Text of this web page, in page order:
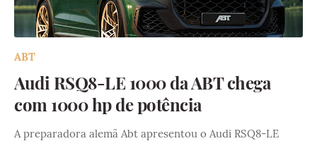
ABT
Audi RSQ8-LE 1000 da ABT chega
com 1000 hp de potência
A preparadora alemã Abt apresentou o Audi RSQ8-LE